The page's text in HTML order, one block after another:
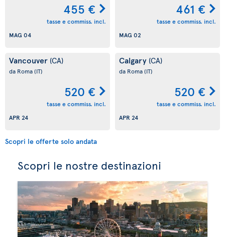
455 €
tasse e commiss. incl.
MAG 04
461 €
tasse e commiss. incl.
MAG 02
Vancouver (CA)
da Roma(IT)
520 €
tasse e commiss. incl.
APR 24
Calgary (CA)
da Roma(IT)
520 €
tasse e commiss. incl.
APR 24
Scopri le offerte solo andata
Scopri le nostre destinazioni